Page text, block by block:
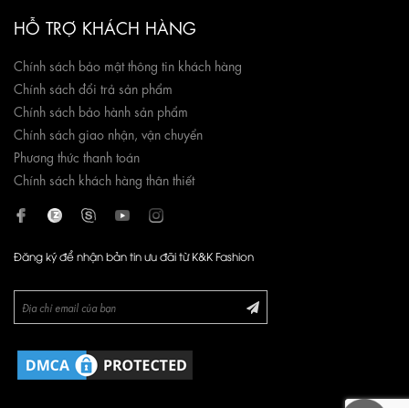
HỖ TRỢ KHÁCH HÀNG
Chính sách bảo mật thông tin khách hàng
Chính sách đổi trả sản phẩm
Chính sách bảo hành sản phẩm
Chính sách giao nhận, vận chuyển
Phương thức thanh toán
Chính sách khách hàng thân thiết
Đăng ký để nhận bản tin ưu đãi từ K&K Fashion